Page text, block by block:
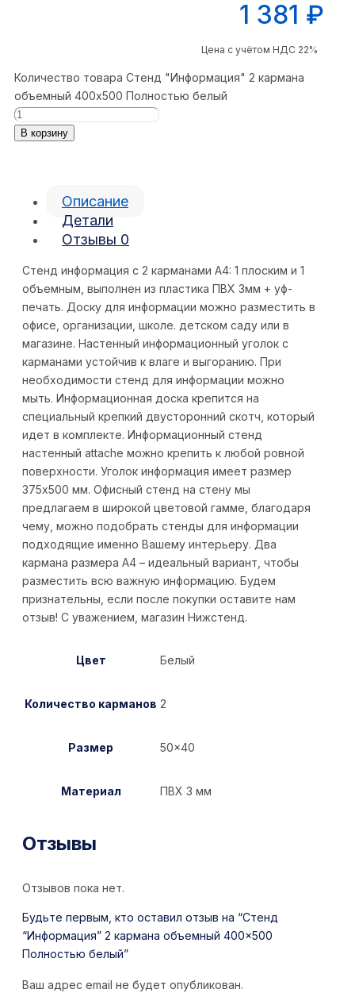
1 381 ₽
Цена с учётом НДС 22%
Количество товара Стенд "Информация" 2 кармана
объемный 400x500 Полностью белый
В корзину
Описание
Детали
Отзывы 0
Стенд информация с 2 карманами А4: 1 плоским и 1
объемным, выполнен из пластика ПВХ 3мм + уф-
печать. Доску для информации можно разместить в
офисе, организации, школе. детском саду или в
магазине. Настенный информационный уголок с
карманами устойчив к влаге и выгоранию. При
необходимости стенд для информации можно
мыть. Информационная доска крепится на
специальный крепкий двусторонний скотч, который
идет в комплекте. Информационный стенд
настенный attache можно крепить к любой ровной
поверхности. Уголок информация имеет размер
375х500 мм. Офисный стенд на стену мы
предлагаем в широкой цветовой гамме, благодаря
чему, можно подобрать стенды для информации
подходящие именно Вашему интерьеру. Два
кармана размера А4 – идеальный вариант, чтобы
разместить всю важную информацию. Будем
признательны, если после покупки оставите нам
отзыв! С уважением, магазин Нижстенд.
Цвет Белый
Количество карманов 2
Размер 50×40
Материал ПВХ 3 мм
Отзывы
Отзывов пока нет.
Будьте первым, кто оставил отзыв на “Стенд
“Информация” 2 кармана объемный 400×500
Полностью белый”
Ваш адрес email не будет опубликован.